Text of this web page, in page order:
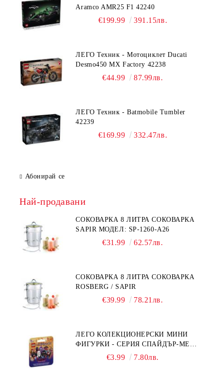
Aramco AMR25 F1 42240
€199.99 391.15лв.
ЛЕГО Техник - Мотоциклет Ducati
Desmo450 MX Factory 42238
€44.99 87.99лв.
ЛЕГО Техник - Batmobile Tumbler
42239
€169.99 332.47лв.
Абонирай се
Най-продавани
СОКОВАРКА 8 ЛИТРА СОКОВАРКА
SAPIR МОДЕЛ: SP-1260-A26
€31.99 62.57лв.
СОКОВАРКА 8 ЛИТРА СОКОВАРКА
ROSBERG / SAPIR
€39.99 78.21лв.
ЛЕГО КОЛЕКЦИОНЕРСКИ МИНИ
ФИГУРКИ - СЕРИЯ СПАЙДЪР-МЕН:
ПРЕЗ СПАЙДИ-ВСЕЛЕНАТА 71050
€3.99 7.80лв.